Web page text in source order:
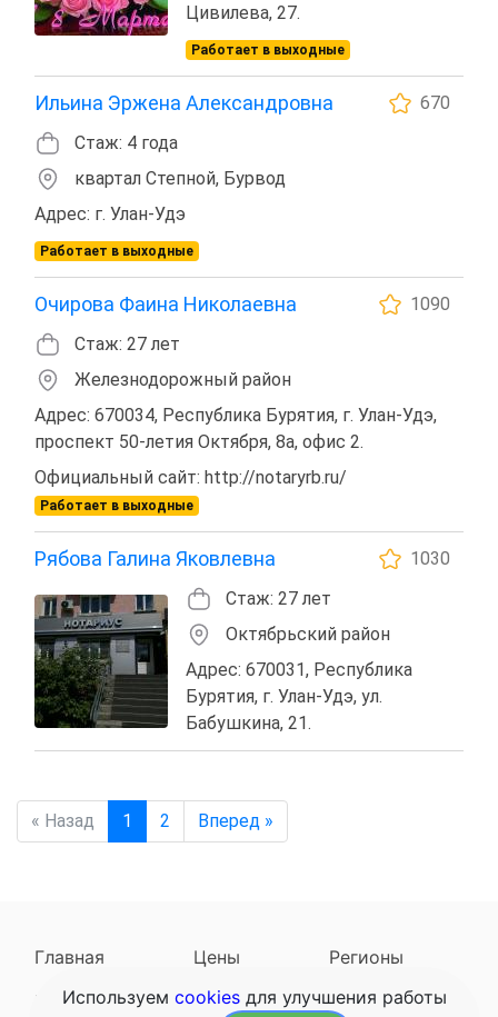
Цивилева, 27.
Работает в выходные
Ильина Эржена Александровна
670
Стаж: 4 года
квартал Степной, Бурвод
Адрес: г. Улан-Удэ
Работает в выходные
Очирова Фаина Николаевна
1090
Стаж: 27 лет
Железнодорожный район
Адрес: 670034, Республика Бурятия, г. Улан-Удэ,
проспект 50-летия Октября, 8а, офис 2.
Официальный сайт: http://notaryrb.ru/
Работает в выходные
Рябова Галина Яковлевна
1030
Стаж: 27 лет
Октябрьский район
Адрес: 670031, Республика
Бурятия, г. Улан-Удэ, ул.
Бабушкина, 21.
« Назад 1 2 Вперед »
Главная Цены
Регионы
Наследодатели
Задать вопрос
Используем cookies для улучшения работы